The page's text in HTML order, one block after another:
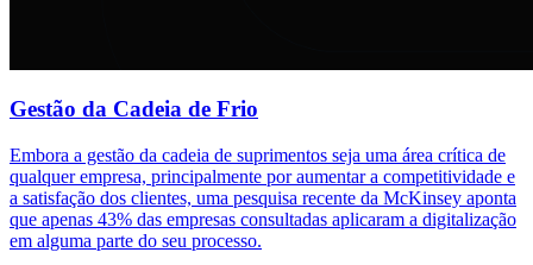
Gestão da Cadeia de Frio
Embora a gestão da cadeia de suprimentos seja uma área crítica de
qualquer empresa, principalmente por aumentar a competitividade e
a satisfação dos clientes, uma pesquisa recente da McKinsey aponta
que apenas 43% das empresas consultadas aplicaram a digitalização
em alguma parte do seu processo.